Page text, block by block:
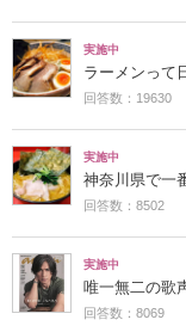
実施中
ラーメンって
回答数：19630
実施中
神奈川県で一
回答数：8502
実施中
唯一無二の歌
回答数：8069